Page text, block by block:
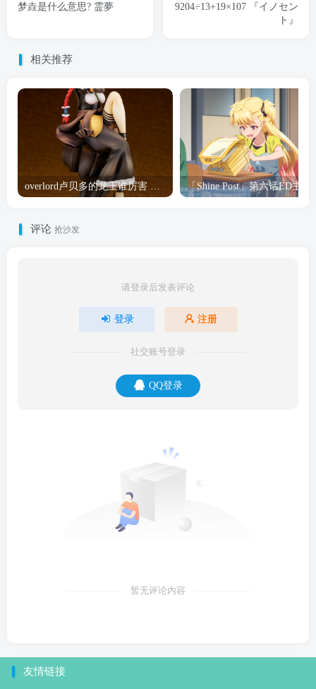
梦垚是什么意思? 霊夢
9204÷13+19×107 『イノセン
ト』
相关推荐
评论 抢沙发
请登录后发表评论
登录 注册
社交账号登录
QQ登录
暂无评论内容
友情链接